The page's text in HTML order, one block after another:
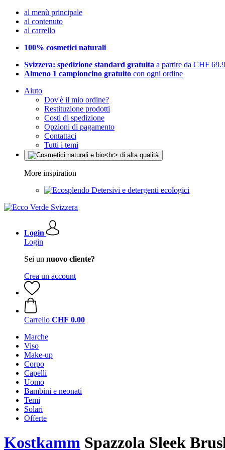
al menù principale
al contenuto
al carrello
100% cosmetici naturali
Svizzera: spedizione standard gratuita a partire da CHF
Almeno 1 campioncino gratuito con ogni ordine
Aiuto
Dov'è il mio ordine?
Restituzione prodotti
Costi di spedizione
Opzioni di pagamento
Contattaci
Tutti i temi
More inspiration
Detersivi e detergenti ecologici
Login
Login
Sei un nuovo cliente?
Crea un account
Carrello CHF 0.00
Marche
Viso
Make-up
Corpo
Capelli
Uomo
Bambini e neonati
Temi
Solari
Offerte
Kostkamm Spazzola Sleek